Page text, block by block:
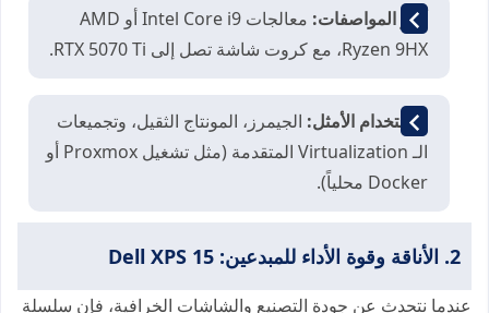
أبرز المواصفات:
معالجات Intel Core i9 أو AMD
Ryzen 9HX، مع كروت شاشة تصل إلى RTX 5070 Ti.
الاستخدام الأمثل: الجيمرز، المونتاج الثقيل، وتجميعات
الـ Virtualization المتقدمة (مثل تشغيل Proxmox أو
Docker محلياً).
2. الأناقة وقوة الأداء للمبدعين: Dell XPS 15
عندما نتحدث عن جودة التصنيع والشاشات الخرافية، فإن سلسلة